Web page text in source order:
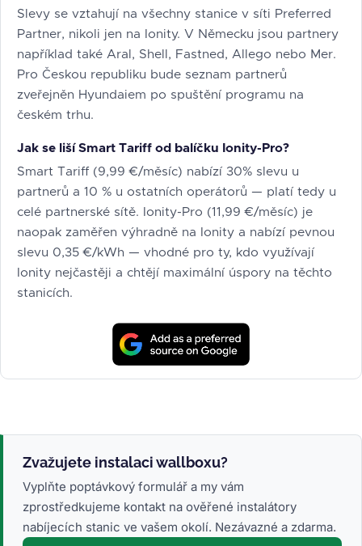
Slevy se vztahují na všechny stanice v síti Preferred
Partner, nikoli jen na Ionity. V Německu jsou partnery
například také Aral, Shell, Fastned, Allego nebo Mer.
Pro Českou republiku bude seznam partnerů
zveřejněn Hyundaiem po spuštění programu na
českém trhu.
Jak se liší Smart Tariff od balíčku Ionity-Pro?
Smart Tariff (9,99 €/měsíc) nabízí 30% slevu u
partnerů a 10 % u ostatních operátorů — platí tedy u
celé partnerské sítě. Ionity-Pro (11,99 €/měsíc) je
naopak zaměřen výhradně na Ionity a nabízí pevnou
slevu 0,35 €/kWh — vhodné pro ty, kdo využívají
Ionity nejčastěji a chtějí maximální úspory na těchto
stanicích.
Zvažujete instalaci wallboxu?
Vyplňte poptávkový formulář a my vám
zprostředkujeme kontakt na ověřené instalátory
nabíjecích stanic ve vašem okolí. Nezávazné a zdarma.